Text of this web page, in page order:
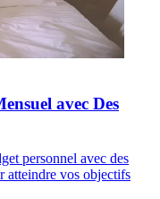
avec Des
personnel avec des
atteindre vos objectifs